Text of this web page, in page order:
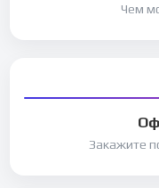
Чем
Закажите